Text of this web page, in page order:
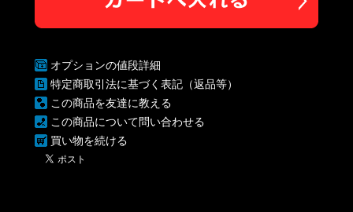
オプションの値段詳細
特定商取引法に基づく表記（返品等）
この商品を友達に教える
この商品について問い合わせる
買い物を続ける